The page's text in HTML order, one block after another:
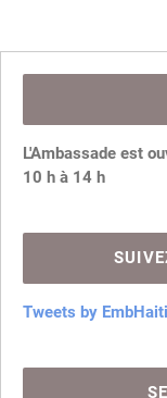
L'Ambassade est
10 h à 14 h
Tweets by